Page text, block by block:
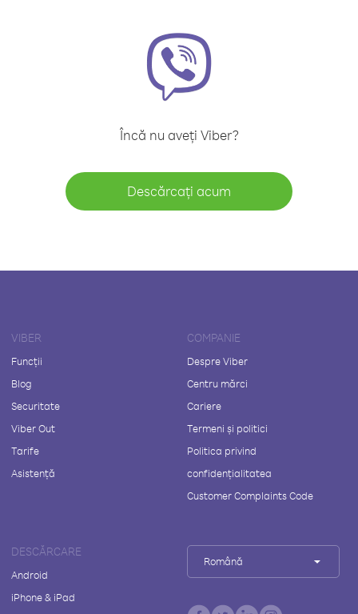
Încă nu aveți Viber?
Descărcați acum
VIBER
Funcții
Blog
Securitate
Viber Out
Tarife
Asistență
COMPANIE
Despre Viber
Centru mărci
Cariere
Termeni și politici
Politica privind
confidențialitatea
Customer Complaints Code
DESCĂRCARE
Android
iPhone & iPad
Română